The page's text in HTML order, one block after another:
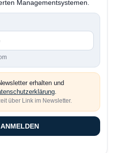
Managementsystemen.
erhalten und
.
über Link im Newsletter.
ANMELDEN